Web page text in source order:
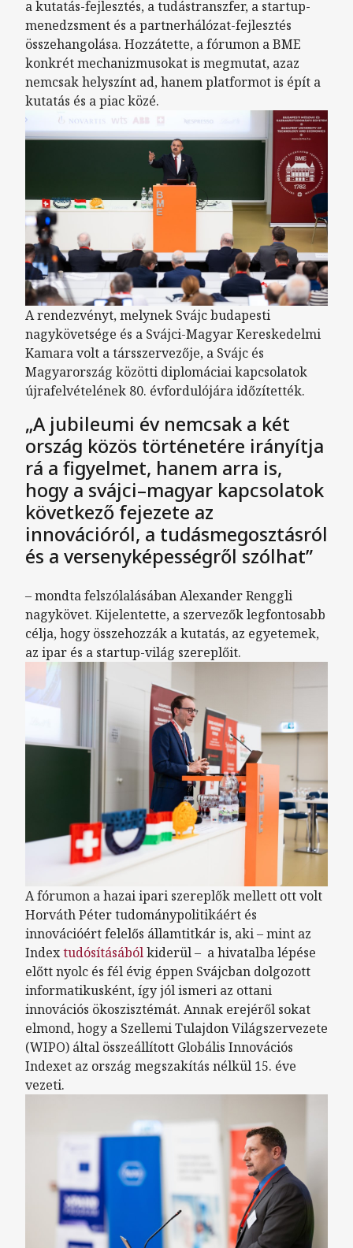
a kutatás-fejlesztés, a tudástranszfer, a startup-
menedzsment és a partnerhálózat-fejlesztés
összehangolása. Hozzátette, a fórumon a BME
konkrét mechanizmusokat is megmutat, azaz
nemcsak helyszínt ad, hanem platformot is épít a
kutatás és a piac közé.
A rendezvényt, melynek Svájc budapesti
nagykövetsége és a Svájci-Magyar Kereskedelmi
Kamara volt a társszervezője, a Svájc és
Magyarország közötti diplomáciai kapcsolatok
újrafelvételének 80. évfordulójára időzítették.
„A jubileumi év nemcsak a két
ország közös történetére irányítja
rá a figyelmet, hanem arra is,
hogy a svájci–magyar kapcsolatok
következő fejezete az
innovációról, a tudásmegosztásról
és a versenyképességről szólhat”
– mondta felszólalásában Alexander Renggli
nagykövet. Kijelentette, a szervezők legfontosabb
célja, hogy összehozzák a kutatás, az egyetemek,
az ipar és a startup-világ szereplőit.
A fórumon a hazai ipari szereplők mellett ott volt
Horváth Péter tudománypolitikáért és
innovációért felelős államtitkár is, aki – mint az
Indextudósításábólkiderül – a hivatalba lépése
előtt nyolc és fél évig éppen Svájcban dolgozott
informatikusként, így jól ismeri az ottani
innovációs ökoszisztémát. Annak erejéről sokat
elmond, hogy a Szellemi Tulajdon Világszervezete
(WIPO) által összeállított Globális Innovációs
Indexet az ország megszakítás nélkül 15. éve
vezeti.